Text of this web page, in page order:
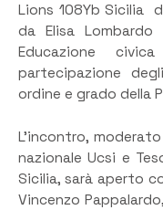
Lions 108Yb Sicilia
da Elisa
Educazione
partecipazione
ordine e grado della
L’incontro,
nazionale Ucsi e
Sicilia, sarà aperto
Vincenzo